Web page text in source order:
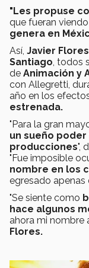
"Les propuse
que fueran
genera en Méxi
Así, Javier
Santiago , todos
de Animación y
con Allegretti,
año en los
estrenada.
"Para la gran
un sueño
producciones",
"Fue imposible
nombre en los
egresado apenas
"Se siente como
hace algunos
ahora mi nombre
Flores.